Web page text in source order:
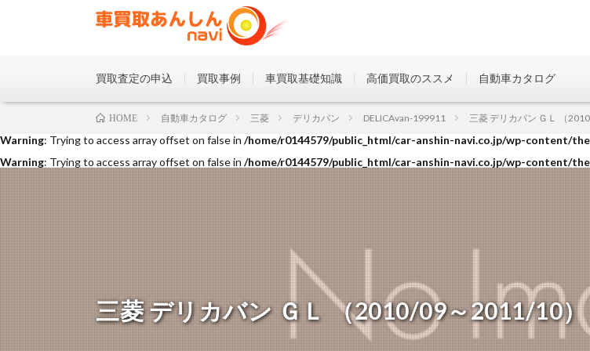
: Trying to access array offset on false in /home/r0144579/public_html/car-anshin-navi.co.jp/wp-content/
Warning: Trying to access array offset on false in /home/r0144579/public_html/car-anshin-navi.co.jp/wp-content/
Warning: Trying to access array offset on false in /home/r0144579/public_html/car-anshin-navi.co.jp/wp-content/
買取査定の申込 買取事例 車買取基礎知識 高価買取のススメ 自動車カタログ
三菱 デリカバン ＧＬ （2010/09～2011/10）
HOME 自動車カタログ 三菱 デリカバン DELICAvan-199911 三菱 デリカバン ＧＬ （